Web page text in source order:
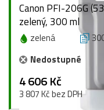
Canon PFI-206G
zelený, 300 ml
zelená
Nedostupné
4 606 Kč
3 807 Kč bez DPH